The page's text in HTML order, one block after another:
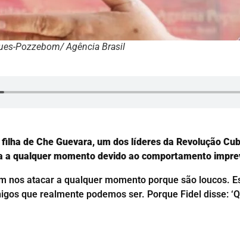
Pozzebom/ Agência Brasil
de Che Guevara, um dos líderes da Revolução
a qualquer momento devido ao comportamento
nos atacar a qualquer momento porque são loucos.
que realmente podemos ser. Porque Fidel disse: